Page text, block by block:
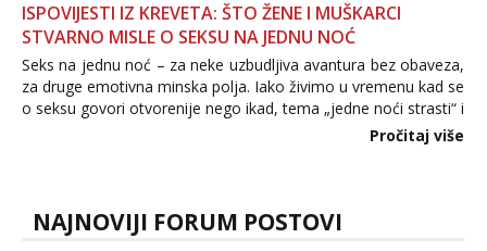
ISPOVIJESTI IZ KREVETA: ŠTO ŽENE I MUŠKARCI
STVARNO MISLE O SEKSU NA JEDNU NOĆ
Seks na jednu noć – za neke uzbudljiva avantura bez obaveza,
za druge emotivna minska polja. Iako živimo u vremenu kad se
o seksu govori otvorenije nego ikad, tema „jedne noći strasti“ i
dalje izaziva burne rasprave. Što zapravo misle žene, a što
Pročitaj više
NAJNOVIJI FORUM POSTOVI